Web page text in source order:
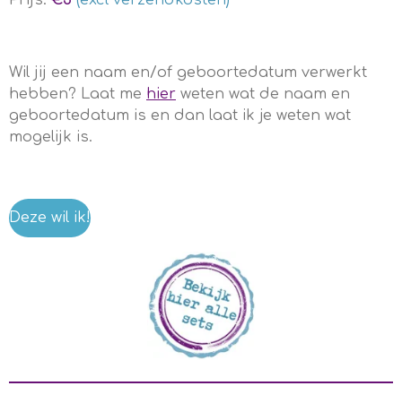
Wil jij een naam en/of geboortedatum verwerkt
hebben? Laat me hier weten wat de naam en
geboortedatum is en dan laat ik je weten wat
mogelijk is.
Deze wil ik!